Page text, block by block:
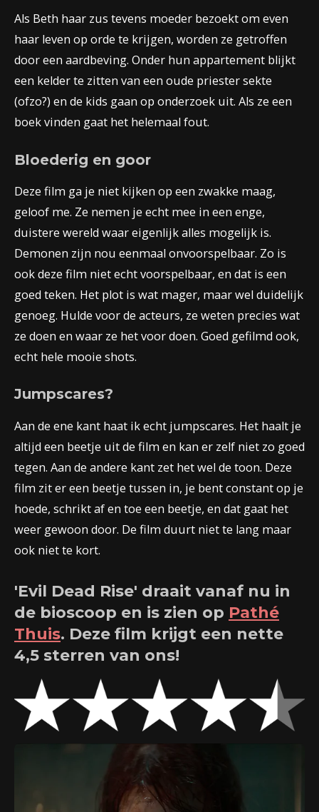
Als Beth haar zus tevens moeder bezoekt om even
haar leven op orde te krijgen, worden ze getroffen
door een aardbeving. Onder hun appartement blijkt
een kelder te zitten van een oude priester sekte
(ofzo?) en de kids gaan op onderzoek uit. Als ze een
boek vinden gaat het helemaal fout.
Bloederig en goor
Deze film ga je niet kijken op een zwakke maag,
geloof me. Ze nemen je echt mee in een enge,
duistere wereld waar eigenlijk alles mogelijk is.
Demonen zijn nou eenmaal onvoorspelbaar. Zo is
ook deze film niet echt voorspelbaar, en dat is een
goed teken. Het plot is wat mager, maar wel duidelijk
genoeg. Hulde voor de acteurs, ze weten precies wat
ze doen en waar ze het voor doen. Goed gefilmd ook,
echt hele mooie shots.
Jumpscares?
Aan de ene kant haat ik echt jumpscares. Het haalt je
altijd een beetje uit de film en kan er zelf niet zo goed
tegen. Aan de andere kant zet het wel de toon. Deze
film zit er een beetje tussen in, je bent constant op je
hoede, schrikt af en toe een beetje, en dat gaat het
weer gewoon door. De film duurt niet te lang maar
ook niet te kort.
'Evil Dead Rise' draait vanaf nu in
de bioscoop en is zien op Pathé
Thuis. Deze film krijgt een nette
4,5 sterren van ons!